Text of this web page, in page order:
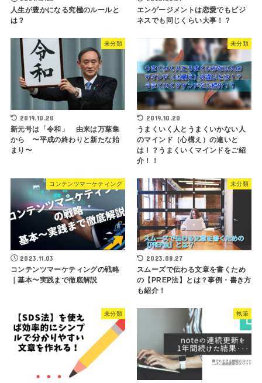
人生が豊かになる究極のルールと
は？
エンゲージメントは恋愛でもビジ
ネスでも同じくらい大事！？
未分類
2019.10.20
新元号は「令和」 由来は万葉集
から 〜平成の終わりと新たな始
まり〜
未分類
2019.10.20
うまくいく人とうまくいかない人
のマインド（心構え）の違いと
は！？うまくいくマインドをご紹
介！！
コンテンツマーケティング
2023.11.03
コンテンツマーケティングの戦略
｜基本〜実践まで徹底解説
未分類
2023.08.27
スムーズで伝わる文章を書くため
の【PREP法】とは？事例・書き方
も紹介！
未分類 執筆